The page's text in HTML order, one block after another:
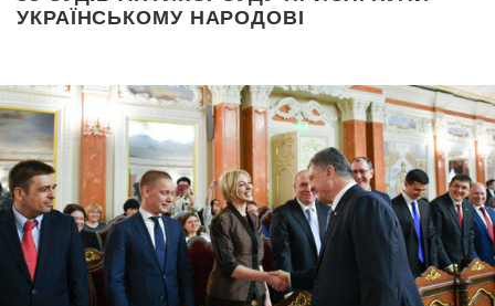
Дослідження
Долучитися
УКРАЇНСЬКОМУ НАРОДОВІ